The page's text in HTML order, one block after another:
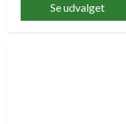
Se udvalget